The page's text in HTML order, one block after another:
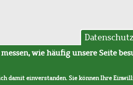
AVB
wie häufig unsere Seite
damit einverstanden. Sie können Ihre